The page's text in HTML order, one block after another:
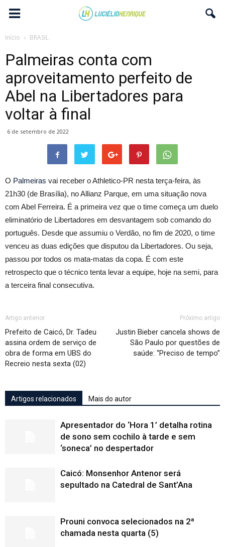
Início BRASIL
Palmeiras conta com
aproveitamento perfeito de
Abel na Libertadores para
voltar à final
6 de setembro de 2022
O Palmeiras vai receber o Athletico-PR nesta terça-feira, às
21h30 (de Brasília), no Allianz Parque, em uma situação nova
com Abel Ferreira. É a primeira vez que o time começa um duelo
eliminatório de Libertadores em desvantagem sob comando do
português. Desde que assumiu o Verdão, no fim de 2020, o time
venceu as duas edições que disputou da Libertadores. Ou seja,
passou por todos os mata-matas da copa. É com este
retrospecto que o técnico tenta levar a equipe, hoje na semi, para
a terceira final consecutiva.
Artigo anterior
Prefeito de Caicó, Dr. Tadeu
assina ordem de serviço de
obra de forma em UBS do
Recreio nesta sexta (02)
Próximo artigo
Justin Bieber cancela shows de
São Paulo por questões de
saúde: “Preciso de tempo”
Artigos relacionados Mais do autor
Apresentador do ‘Hora 1’ detalha rotina
de sono sem cochilo à tarde e sem
‘soneca’ no despertador
Caicó: Monsenhor Antenor será
sepultado na Catedral de Sant’Ana
Prouni convoca selecionados na 2ª
chamada nesta quarta (5)